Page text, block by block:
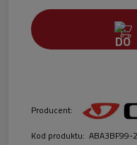
Producent:
Kod produktu: ABA3BF99-